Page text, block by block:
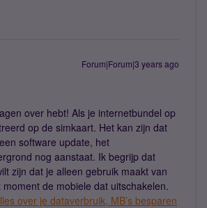
Forum|Forum|3 years ago
over hebt! Als je internetbundel op
op de simkaart. Het kan zijn dat
software update, het
nog aanstaat. Ik begrijp dat
zijn dat je alleen gebruik maakt van
de mobiele dat uitschakelen.
over je dataverbruik, MB’s besparen